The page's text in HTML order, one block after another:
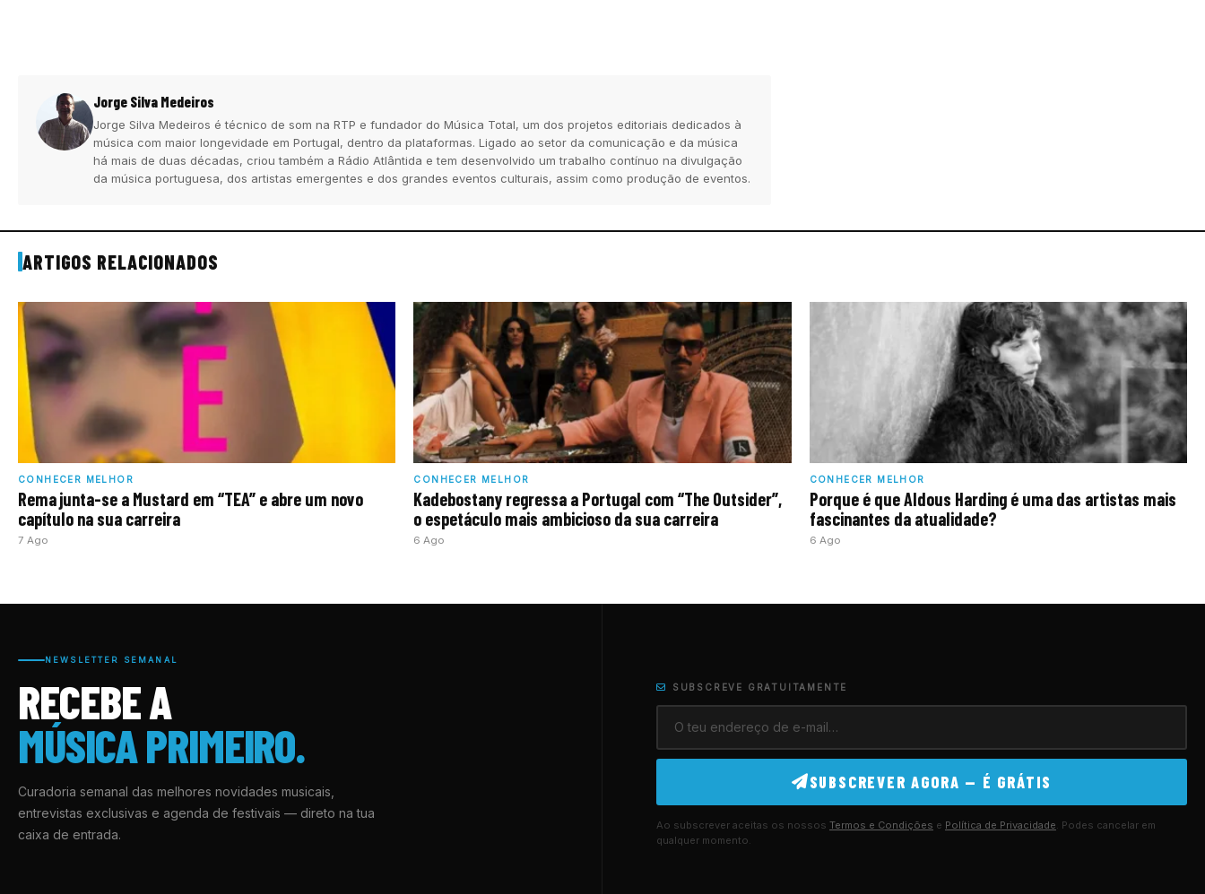
Jorge Silva Medeiros
Jorge Silva Medeiros é técnico de som na RTP e fundador do Música Total, um dos projetos editoriais dedicados à
música com maior longevidade em Portugal, dentro da plataformas. Ligado ao setor da comunicação e da música
há mais de duas décadas, criou também a Rádio Atlântida e tem desenvolvido um trabalho contínuo na divulgação
da música portuguesa, dos artistas emergentes e dos grandes eventos culturais, assim como produção de eventos.
ARTIGOS RELACIONADOS
CONHECER MELHOR
Rema junta-se a Mustard em “TEA” e abre um novo
capítulo na sua carreira
7 Ago
CONHECER MELHOR
Kadebostany regressa a Portugal com “The Outsider”,
o espetáculo mais ambicioso da sua carreira
6 Ago
CONHECER MELHOR
Porque é que Aldous Harding é uma das artistas mais
fascinantes da atualidade?
6 Ago
NEWSLETTER SEMANAL
RECEBE A
MÚSICA PRIMEIRO.
Curadoria semanal das melhores novidades musicais,
entrevistas exclusivas e agenda de festivais — direto na tua
caixa de entrada.
SUBSCREVE GRATUITAMENTE
SUBSCREVER AGORA — É GRÁTIS
Ao subscrever aceitas os nossos Termos e Condições e Política de Privacidade. Podes cancelar em
qualquer momento.